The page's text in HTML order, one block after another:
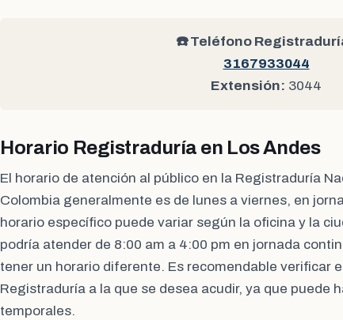
☎️ Teléfono
3167933044
Extensión: 3044
Horario Registraduría en Los Andes
El horario de atención al público en la Registraduría
Colombia generalmente es de lunes a viernes, en
horario específico puede variar según la oficina y la
podría atender de 8:00 am a 4:00 pm en jornada
tener un horario diferente. Es recomendable verificar
Registraduría a la que se desea acudir, ya que puede
temporales.